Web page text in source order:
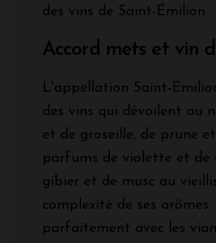
des vins de Saint-Émilion.
Accord mets et vin
L'appellation Saint-
des vins qui dévoilent au
et de groseille, de prune
parfums de violette et de
gibier et de musc au
complexité de ses
parfaitement avec les